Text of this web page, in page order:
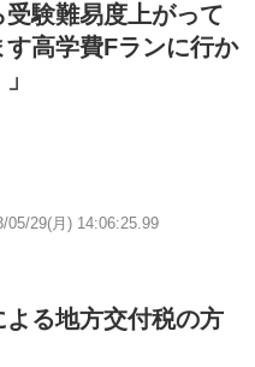
験難易度上がって
高学費Fランに行か
05/29(月) 14:06:25.99
る地方交付税の方